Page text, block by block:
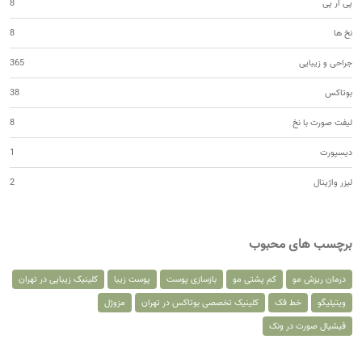
پی آر پی 8
نخ ها 8
جراحی و زیبایی 365
بوتاکس 38
لیفت صورت با نخ 8
دیسپورت 1
لیزر واژینال 2
برچسب های محبوب
درمان ریزش مو کم پشتی مو بازسازی پوست پوست زیبا
کلینیک زیبایی در تهران
ویتیلیگو
خط فک کلینیک تخصصی بوتاکس در تهران
مزوژل
فیشیال صورت در ونک